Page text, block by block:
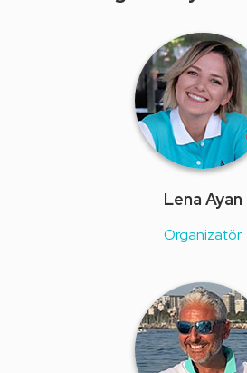
Lena Ayan
Organizatör